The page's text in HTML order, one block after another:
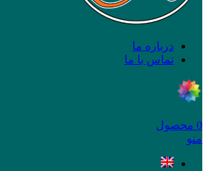
درباره ما
تماس با ما
0 محصول
منو